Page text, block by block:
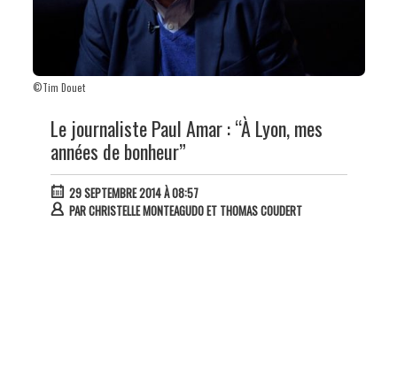
©Tim Douet
Le journaliste Paul Amar : “À Lyon, mes
années de bonheur”
29 SEPTEMBRE 2014 À 08:57
PARCHRISTELLE MONTEAGUDO ET THOMAS COUDERT